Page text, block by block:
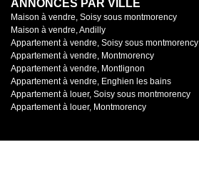
ANNONCES PAR VILLE
Maison à vendre, Soisy sous montmorency
Maison à vendre, Andilly
Appartement à vendre, Soisy sous montmorency
Appartement à vendre, Montmorency
Appartement à vendre, Montlignon
Appartement à vendre, Enghien les bains
Appartement à louer, Soisy sous montmorency
Appartement à louer, Montmorency